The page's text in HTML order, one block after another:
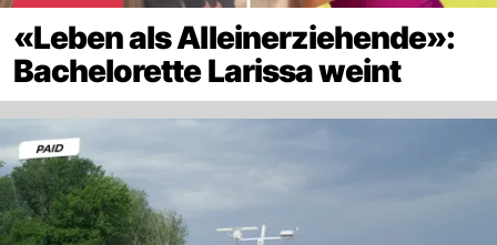
«Leben als Alleinerziehende»:
Bachelorette Larissa weint